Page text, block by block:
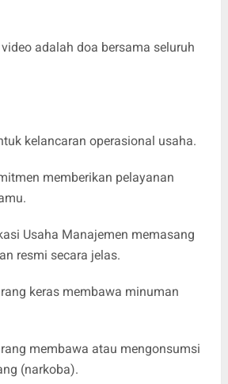
adalah doa bersama seluruh
kelancaran operasional usaha.
memberikan pelayanan
Usaha Manajemen memasang
resmi secara jelas.
keras membawa minuman
membawa atau mengonsumsi
(narkoba).